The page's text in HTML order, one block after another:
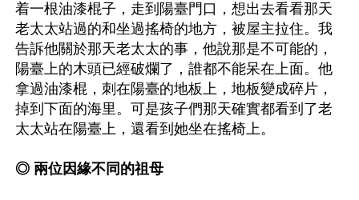
着一根油漆棍子，走到陽臺門口，想出去看看那天
老太太站過的和坐過搖椅的地方，被屋主拉住。我
告訴他關於那天老太太的事，他說那是不可能的，
陽臺上的木頭已經破爛了，誰都不能呆在上面。他
拿過油漆棍，刺在陽臺的地板上，地板變成碎片，
掉到下面的海里。可是孩子們那天確實都看到了老
太太站在陽臺上，還看到她坐在搖椅上。
◎ 兩位因緣不同的祖母